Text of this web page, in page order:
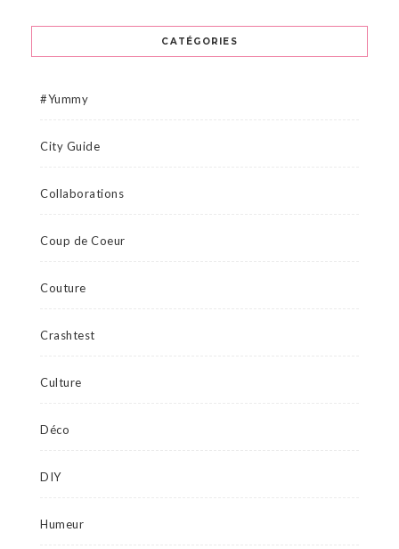
CATÉGORIES
#Yummy
City Guide
Collaborations
Coup de Coeur
Couture
Crashtest
Culture
Déco
DIY
Humeur